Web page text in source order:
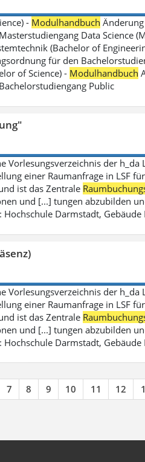
- Modulhandbuch
Data Science
(Bachelor of
für den
of Science) - Modulhandbuch
Public
Vorlesungsverzeichnis der h_da
einer Raumanfrage in LSF
ist das Zentrale
und [...] tungen abzubilden
Darmstadt,
Vorlesungsverzeichnis der h_da
einer Raumanfrage in LSF
ist das Zentrale
und [...] tungen abzubilden
Darmstadt,
7 8 9 10 11 12